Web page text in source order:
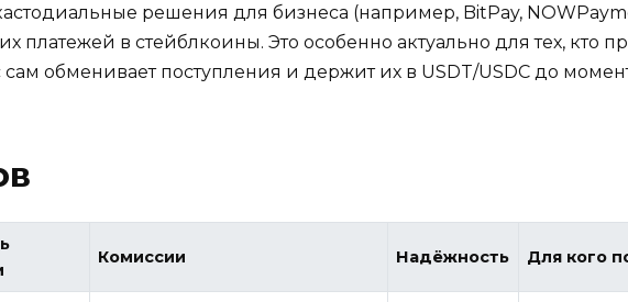
решения для бизнеса (например, BitPay,
платежей в стейблкоины. Это особенно актуально для тех, кто
обменивает поступления и держит их в USDT/USDC до
Комиссии Надёжность Для кого